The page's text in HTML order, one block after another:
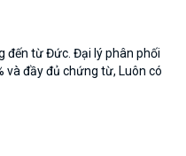
đến từ Đức. Đại lý phân phối
và đầy đủ chứng từ, Luôn có